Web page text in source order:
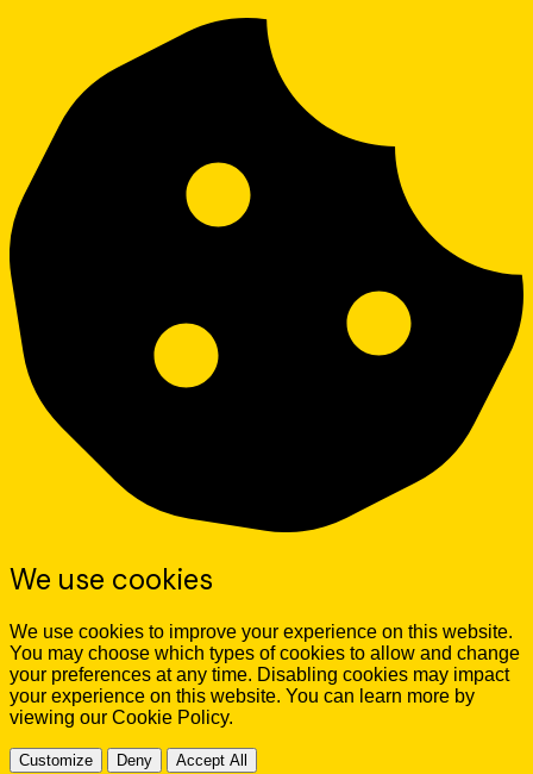
We use cookies
We use cookies to improve your experience on this website.
You may choose which types of cookies to allow and change
your preferences at any time. Disabling cookies may impact
your experience on this website. You can learn more by
viewing our Cookie Policy.
Customize Deny Accept All